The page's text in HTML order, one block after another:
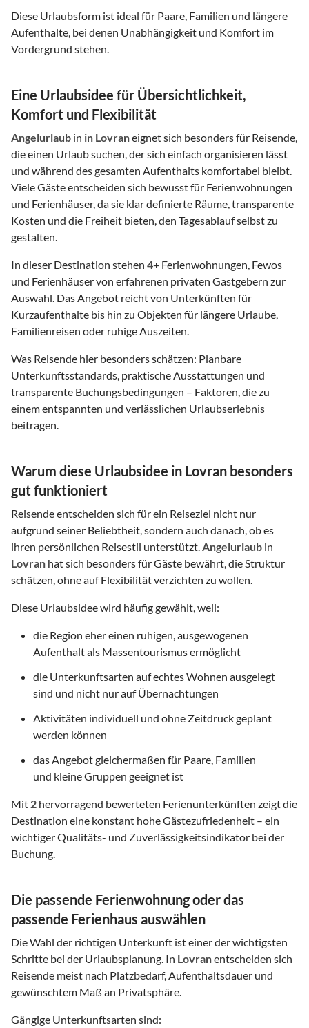
Diese Urlaubsform ist ideal für Paare, Familien und längere
Aufenthalte, bei denen Unabhängigkeit und Komfort im
Vordergrund stehen.
Eine Urlaubsidee für Übersichtlichkeit,
Komfort und Flexibilität
Angelurlaub in in Lovraneignet sich besonders für Reisende,
die einen Urlaub suchen, der sich einfach organisieren lässt
und während des gesamten Aufenthalts komfortabel bleibt.
Viele Gäste entscheiden sich bewusst für Ferienwohnungen
und Ferienhäuser, da sie klar definierte Räume, transparente
Kosten und die Freiheit bieten, den Tagesablauf selbst zu
gestalten.
In dieser Destination stehen 4+ Ferienwohnungen, Fewos
und Ferienhäuser von erfahrenen privaten Gastgebern zur
Auswahl. Das Angebot reicht von Unterkünften für
Kurzaufenthalte bis hin zu Objekten für längere Urlaube,
Familienreisen oder ruhige Auszeiten.
Was Reisende hier besonders schätzen: Planbare
Unterkunftsstandards, praktische Ausstattungen und
transparente Buchungsbedingungen – Faktoren, die zu
einem entspannten und verlässlichen Urlaubserlebnis
beitragen.
Warum diese Urlaubsidee in Lovran besonders
gut funktioniert
Reisende entscheiden sich für ein Reiseziel nicht nur
aufgrund seiner Beliebtheit, sondern auch danach, ob es
ihren persönlichen Reisestil unterstützt.Angelurlaub in
Lovran hat sich besonders für Gäste bewährt, die Struktur
schätzen, ohne auf Flexibilität verzichten zu wollen.
Diese Urlaubsidee wird häufig gewählt, weil:
die Region eher einen ruhigen, ausgewogenen
Aufenthalt als Massentourismus ermöglicht
die Unterkunftsarten auf echtes Wohnen ausgelegt
sind und nicht nur auf Übernachtungen
Aktivitäten individuell und ohne Zeitdruck geplant
werden können
das Angebot gleichermaßen für Paare, Familien
und kleine Gruppen geeignet ist
Mit 2 hervorragend bewerteten Ferienunterkünften zeigt die
Destination eine konstant hohe Gästezufriedenheit – ein
wichtiger Qualitäts- und Zuverlässigkeitsindikator bei der
Buchung.
Die passende Ferienwohnung oder das
passende Ferienhaus auswählen
Die Wahl der richtigen Unterkunft ist einer der wichtigsten
Schritte bei der Urlaubsplanung. In Lovranentscheiden sich
Reisende meist nach Platzbedarf, Aufenthaltsdauer und
gewünschtem Maß an Privatsphäre.
Gängige Unterkunftsarten sind: